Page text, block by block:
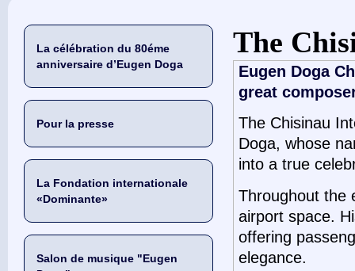
La célébration du 80éme
anniversaire d’Eugen Doga
Pour la presse
La Fondation internationale
«Dominante»
Salon de musique "Eugen
Vous êtes ici
The
Eugen Doga
great
The Chisinau
Doga, whose
into a true
Throughout the
airport space.
offering
elegance.